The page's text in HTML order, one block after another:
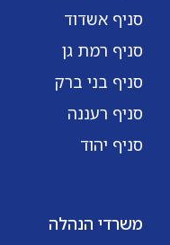
סניף אשדוד
סניף רמת גן
סניף בני ברק
סניף רעננה
סניף יהוד
משרדי הנהלה